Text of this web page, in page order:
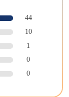
44
10
1
0
0